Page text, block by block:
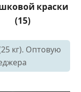
краски
(15)
кг). Оптовую